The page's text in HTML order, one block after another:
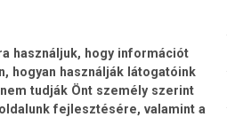
használjuk, hogy információt
hogyan használják látogatóink
tudják Önt személy szerint
fejlesztésére, valamint a